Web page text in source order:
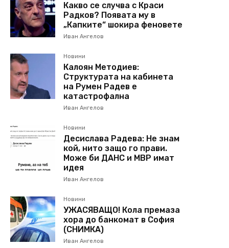
Какво се случва с Краси
Радков? Появата му в
„Капките“ шокира феновете
Иван Ангелов
Новини
Калоян Методиев:
Структурата на кабинета
на Румен Радев е
катастрофална
Иван Ангелов
Новини
Десислава Радева: Не знам
кой, нито защо го прави.
Може би ДАНС и МВР имат
идея
Иван Ангелов
Новини
УЖАСЯВАЩО! Кола премаза
хора до банкомат в София
(СНИМКА)
Иван Ангелов